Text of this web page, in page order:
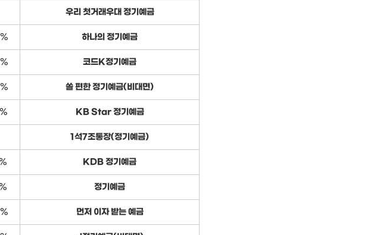
우리 첫거래우대 정기예금
하나의 정기예금
코드K정기예금
쏠 편한 정기예금(비대면)
KB Star 정기예금
1석7조통장(정기예금)
KDB 정기예금
정기예금
먼저 이자 받는 예금